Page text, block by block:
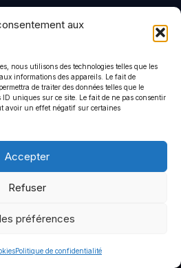
aux
nous utilisons des technologies telles que les
informations des appareils. Le fait de
de traiter des données telles que le
uniques sur ce site. Le fait de ne pas consentir
avoir un effet négatif sur certaines
Accepter
Refuser
préférences
Politique de confidentialité
Mentions légales
Construit avecGeneratePress